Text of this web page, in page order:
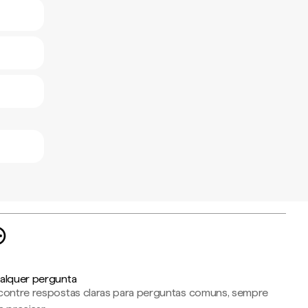
pergunta
respostas claras para perguntas comuns, sempre